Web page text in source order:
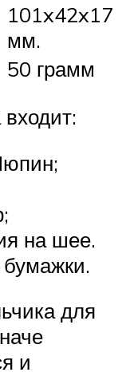
101x42x17
мм.
50 грамм
на шее.
бумажки.
для
и